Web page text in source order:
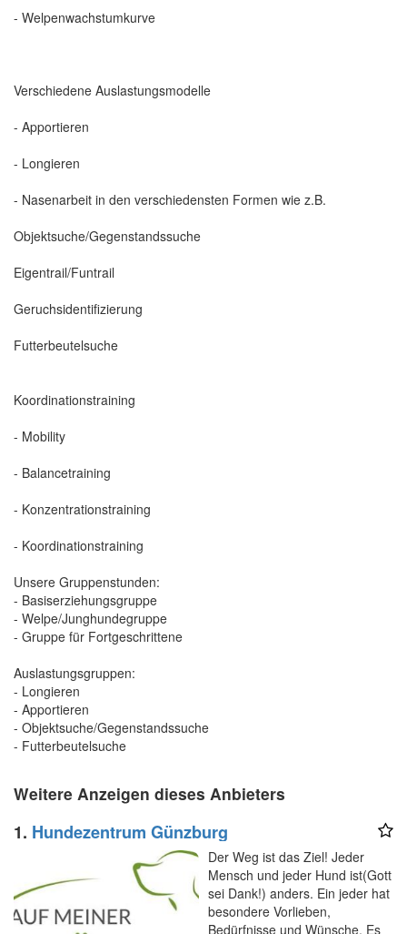
- Welpenwachstumkurve
Verschiedene Auslastungsmodelle
- Apportieren
- Longieren
- Nasenarbeit in den verschiedensten Formen wie z.B.
Objektsuche/Gegenstandssuche
Eigentrail/Funtrail
Geruchsidentifizierung
Futterbeutelsuche
Koordinationstraining
- Mobility
- Balancetraining
- Konzentrationstraining
- Koordinationstraining
Unsere Gruppenstunden:
- Basiserziehungsgruppe
- Welpe/Junghundegruppe
- Gruppe für Fortgeschrittene
Auslastungsgruppen:
- Longieren
- Apportieren
- Objektsuche/Gegenstandssuche
- Futterbeutelsuche
Weitere Anzeigen dieses Anbieters
1. Hundezentrum Günzburg
Der Weg ist das Ziel! Jeder
Mensch und jeder Hund ist(Gott
sei Dank!) anders. Ein jeder hat
besondere Vorlieben,
Bedürfnisse und Wünsche. Es